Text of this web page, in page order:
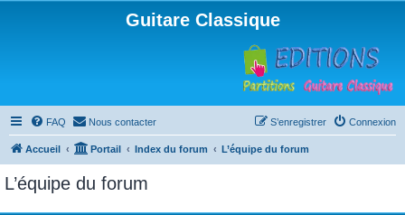
Guitare Classique
FAQ Nous contacter Connexion
S’enregistrer
Accueil Portail Index du forum L’équipe du forum
L’équipe du forum